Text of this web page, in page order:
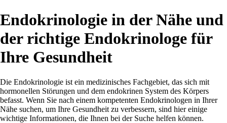
Endokrinologie in der Nähe und
der richtige Endokrinologe für
Ihre Gesundheit
Die Endokrinologie ist ein medizinisches Fachgebiet, das sich mit
hormonellen Störungen und dem endokrinen System des Körpers
befasst. Wenn Sie nach einem kompetenten Endokrinologen in Ihrer
Nähe suchen, um Ihre Gesundheit zu verbessern, sind hier einige
wichtige Informationen, die Ihnen bei der Suche helfen können.